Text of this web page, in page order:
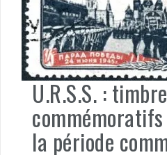
U.R.S.S. :
la période